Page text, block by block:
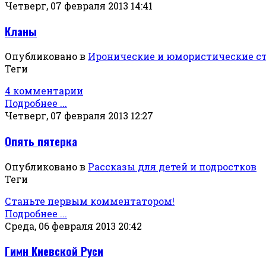
Четверг, 07 февраля 2013 14:41
Кланы
Опубликовано в Иронические и юмористические
Теги
4 комментарии
Подробнее ...
Четверг, 07 февраля 2013 12:27
Опять пятерка
Опубликовано в Рассказы для детей и подростков
Теги
Станьте первым комментатором!
Подробнее ...
Среда, 06 февраля 2013 20:42
Гимн Киевской Руси